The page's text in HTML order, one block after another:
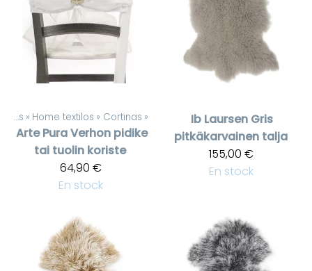
Productos ‪» Home textilos ‪» Cortinas ‪»
Arte PuraVerhon pidike
tai tuolin koriste
64,90 €
En stock
Ib Laursen Gris
pitkäkarvainen talja
155,00 €
En stock